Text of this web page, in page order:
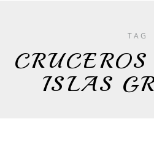
TAG
ISLAS